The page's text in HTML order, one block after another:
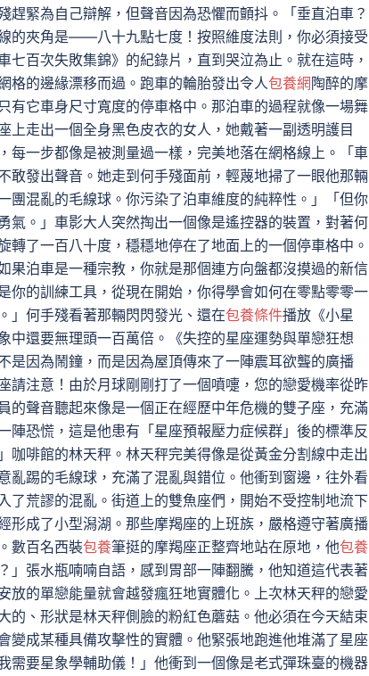
趕緊為自己辯解，但聲音因為恐懼而顫抖。「垂直泊車？
的夾角是——八十九點七度！按照維度法則，你必須接受
百次失敗集錦》的紀錄片，直到哭泣為止。就在這時，
格的邊緣漂移而過。跑車的輪胎發出令人包養網 陶醉的摩
有它車身尺寸寬度的停車格中。那泊車的過程就像一場舞
走出一個全身黑色皮衣的女人，她戴著一副透明護目
每一步都像是被測量過一樣，完美地落在網格線上。「車
敢發出聲音。她走到何手殘面前，輕蔑地掃了一眼他那輛
團混亂的毛線球。你污染了泊車維度的純粹性。」「但你
。」車影大人突然掏出一個像是遙控器的裝置，對著何
了一百八十度，穩穩地停在了地面上的一個停車格中。
泊車是一種宗教，你就是那個連方向盤都沒摸過的新信
你的訓練工具，從現在開始，你得學會如何在零點零零一
」何手殘看著那輛閃閃發光、還在包養條件播放《小星
中還要無理頭一百萬倍。《失控的星座運勢與單戀狂想
是因為鬧鐘，而是因為屋頂傳來了一陣震耳欲聾的廣播
請注意！由於月球剛剛打了一個噴嚏，您的戀愛機率從昨
的聲音聽起來像是一個正在經歷中年危機的雙子座，充滿
陣恐慌，這是他患有「星座預報壓力症候群」後的標準反
咖啡館的林天秤。林天秤完美得像是從黃金分割線中走出
亂踢的毛線球，充滿了混亂與錯位。他衝到窗邊，往外看
了荒謬的混亂。街道上的雙魚座們，開始不受控制地流下
形成了小型潟湖。那些摩羯座的上班族，嚴格遵守著廣播
數百名西裝包養筆挺的摩羯座正整齊地站在原地，他包養
」張水瓶喃喃自語，感到胃部一陣翻騰，他知道這代表著
放的單戀能量就會越發瘋狂地實體化。上次林天秤的戀愛
、形狀是林天秤側臉的粉紅色蘑菇。他必須在今天結束
變成某種具備攻擊性的實體。他緊張地跑進他堆滿了星座
需要星象學輔助儀！」他衝到一個像是老式彈珠臺的機器